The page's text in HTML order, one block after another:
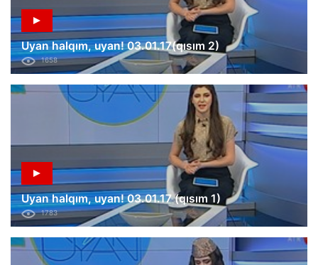
Uyan halqım, uyan! 03.01.17(qısım 2)
1658
Uyan halqım, uyan! 03.01.17 (qısım 1)
1783